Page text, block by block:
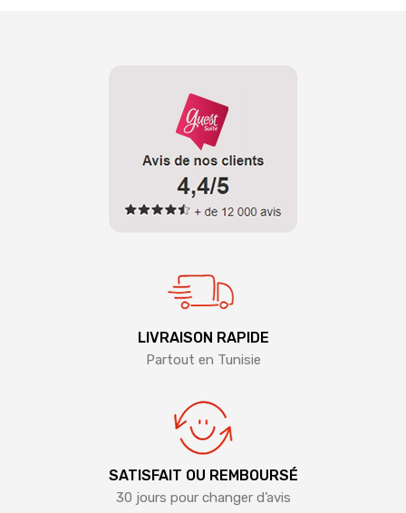
LIVRAISON RAPIDE
Partout en Tunisie
SATISFAIT OU REMBOURSÉ
30 jours pour changer d’avis